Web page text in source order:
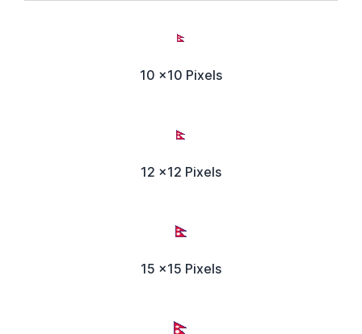
10 x10 Pixels
12 x12 Pixels
15 x15 Pixels